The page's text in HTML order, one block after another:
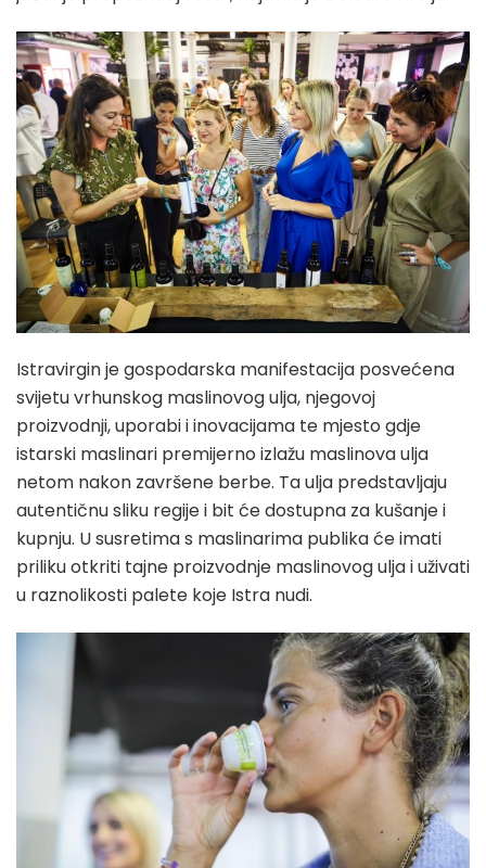
Istravirgin je gospodarska manifestacija posvećena
svijetu vrhunskog maslinovog ulja, njegovoj
proizvodnji, uporabi i inovacijama te mjesto gdje
istarski maslinari premijerno izlažu maslinova ulja
netom nakon završene berbe. Ta ulja predstavljaju
autentičnu sliku regije i bit će dostupna za kušanje i
kupnju. U susretima s maslinarima publika će imati
priliku otkriti tajne proizvodnje maslinovog ulja i uživati
u raznolikosti palete koje Istra nudi.